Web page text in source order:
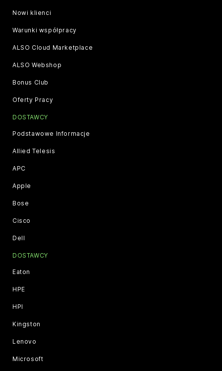
Nowi klienci
Warunki współpracy
ALSO Cloud Marketplace
ALSO Webshop
Bonus Club
Oferty Pracy
DOSTAWCY
Podstawowe Informacje
Allied Telesis
APC
Apple
Bose
Cisco
Dell
DOSTAWCY
Eaton
HPE
HPI
Kingston
Lenovo
Microsoft